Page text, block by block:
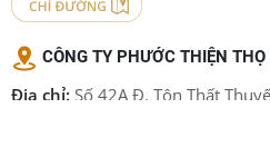
CÔNG TY PHƯỚC THIỆN
Địa chỉ: Số 42A Đ. Tôn Thất